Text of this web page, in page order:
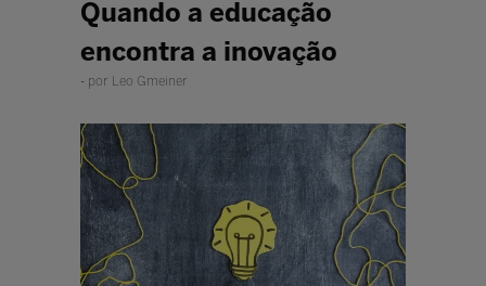
Quando a educação
encontra a inovação
por Leo Gmeiner